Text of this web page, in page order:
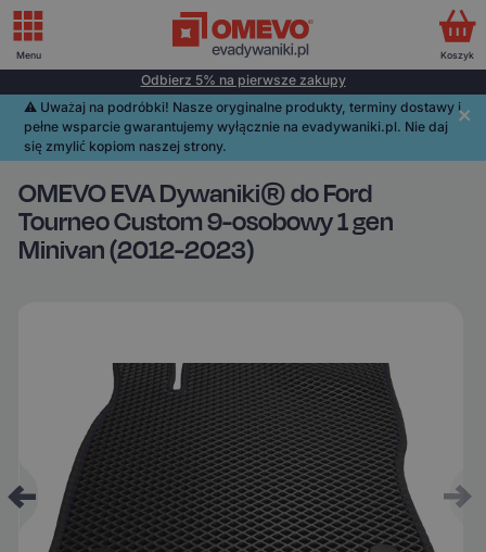
Odbierz 5% na pierwsze zakupy
⚠️️ Uważaj na podróbki! Nasze oryginalne produkty, terminy dostawy i
pełne wsparcie gwarantujemy wyłącznie na evadywaniki.pl. Nie daj
się zmylić kopiom naszej strony.
OMEVO EVA Dywaniki® do Ford
Tourneo Custom 9-osobowy 1 gen
Minivan (2012-2023)
Menu Koszyk